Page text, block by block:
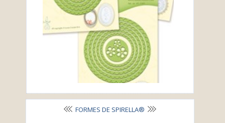
FORMES DE SPIRELLA®